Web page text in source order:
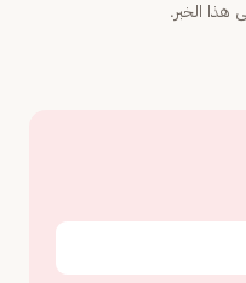
الخبر.